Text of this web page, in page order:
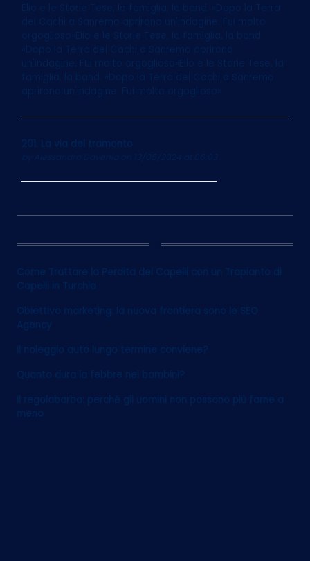
Elio e le Storie Tese, la famiglia, la band. «Dopo la Terra
dei Cachi a Sanremo aprirono un'indagine. Fui molto
orgoglioso»Elio e le Storie Tese, la famiglia, la band.
«Dopo la Terra dei Cachi a Sanremo aprirono
un'indagine. Fui molto orgoglioso»Elio e le Storie Tese, la
famiglia, la band. «Dopo la Terra dei Cachi a Sanremo
aprirono un'indagine. Fui molto orgoglioso»
201. La via del tramonto
on 13/05/2024 at 06:03
12
Come Trattare la Perdita dei Capelli con un Trapianto di
Capelli in Turchia
Obiettivo marketing: la nuova frontiera sono le SEO
Agency
Il noleggio auto lungo termine conviene?
Quanto dura la febbre nei bambini?
Il regolabarba: perché gli uomini non possono più farne a
meno